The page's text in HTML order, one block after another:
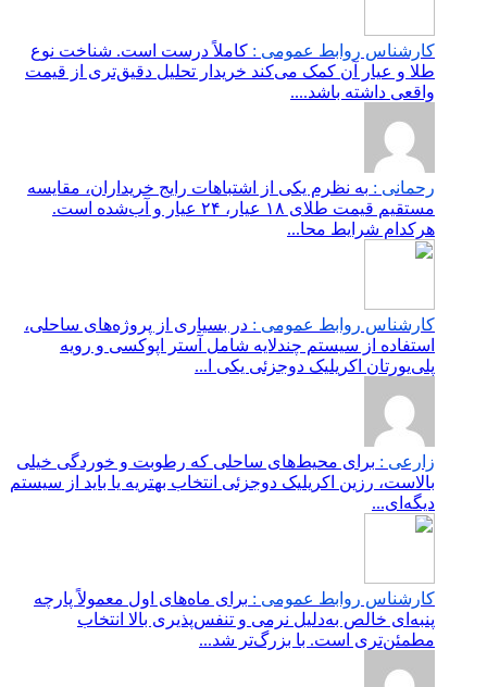
کارشناس روابط عمومی : کاملاً درست است. شناخت نوع
طلا و عیار آن کمک می‌کند خریدار تحلیل دقیق‌تری از قیمت
واقعی داشته باشد....
رحمانی : به نظرم یکی از اشتباهات رایج خریداران، مقایسه
مستقیم قیمت طلای ۱۸ عیار، ۲۴ عیار و آب‌شده است.
هرکدام شرایط محا...
کارشناس روابط عمومی : در بسیاری از پروژه‌های ساحلی،
استفاده از سیستم چندلایه شامل آستر اپوکسی و رویه
پلی‌یورتان اکریلیک دوجزئی یکی ا...
زارعی : برای محیط‌های ساحلی که رطوبت و خوردگی خیلی
بالاست، رزین اکریلیک دوجزئی انتخاب بهتریه یا باید از سیستم
دیگه‌ای...
کارشناس روابط عمومی : برای ماه‌های اول معمولاً پارچه
پنبه‌ای خالص به‌دلیل نرمی و تنفس‌پذیری بالا انتخاب
مطمئن‌تری است. با بزرگ‌تر شد...